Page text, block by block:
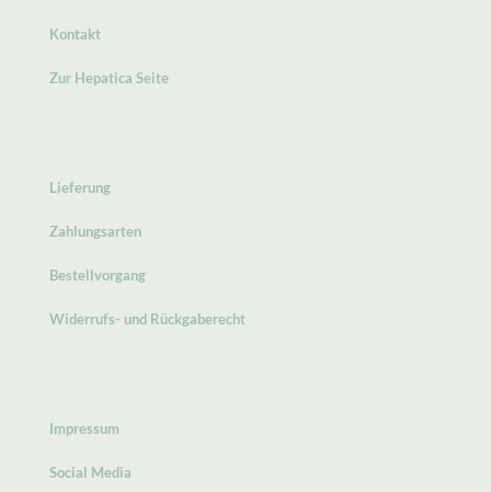
Kontakt
Zur Hepatica Seite
Lieferung
Zahlungsarten
Bestellvorgang
Widerrufs- und Rückgaberecht
Impressum
Social Media